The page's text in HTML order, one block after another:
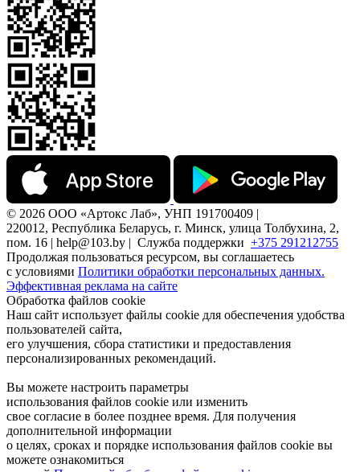
© 2026 ООО «Артокс Лаб», УНП 191700409 |
220012, Республика Беларусь, г. Минск, улица Толбухина, 2,
пом. 16 | help@103.by | Служба поддержки +375 291212755
Продолжая пользоваться ресурсом, вы соглашаетесь
с условиями Политики обработки персональных данных.
Эффективная реклама на сайте
Обработка файлов cookie
Наш сайт использует файлы cookie для обеспечения удобства
пользователей сайта,
его улучшения, сбора статистики и предоставления
персонализированных рекомендаций.
Вы можете настроить параметры
использования файлов cookie или изменить
свое согласие в более позднее время. Для получения
дополнительной информации
о целях, сроках и порядке использования файлов cookie вы
можете ознакомиться